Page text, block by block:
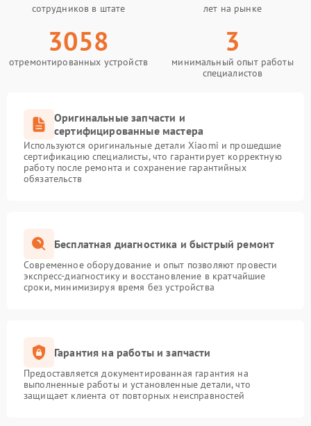
сотрудников в штате лет на рынке
3058
отремонтированных устройств
3
минимальный опыт работы
специалистов
Оригинальные запчасти и
сертифицированные мастера
Используются оригинальные детали Xiaomi и прошедшие
сертификацию специалисты, что гарантирует корректную
работу после ремонта и сохранение гарантийных
обязательств
Бесплатная диагностика и быстрый ремонт
Современное оборудование и опыт позволяют провести
экспресс-диагностику и восстановление в кратчайшие
сроки, минимизируя время без устройства
Гарантия на работы и запчасти
Предоставляется документированная гарантия на
выполненные работы и установленные детали, что
защищает клиента от повторных неисправностей